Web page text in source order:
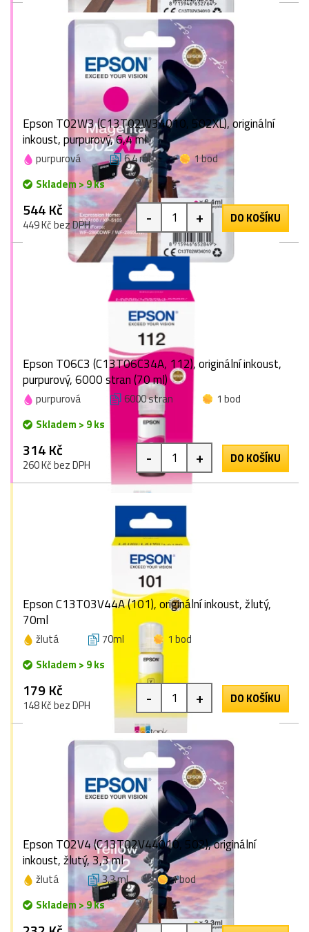
Epson T02W3 (C13T02W34010, 502XL), originální
inkoust, purpurový, 6,4 ml
purpurová 6,4 ml
1 bod
Skladem > 9 ks
544 Kč
449 Kč bez DPH - + DO KOŠÍKU
Epson T06C3 (C13T06C34A, 112), originální inkoust,
purpurový, 6000 stran (70 ml)
purpurová 6000 stran
1 bod
Skladem > 9 ks
314 Kč
260 Kč bez DPH - + DO KOŠÍKU
Epson C13T03V44A (101), originální inkoust, žlutý,
70ml
žlutá 70ml
1 bod
Skladem > 9 ks
179 Kč
148 Kč bez DPH - + DO KOŠÍKU
Epson T02V4 (C13T02V44010, 502), originální
inkoust, žlutý, 3,3 ml
žlutá 3,3 ml
1 bod
Skladem > 9 ks